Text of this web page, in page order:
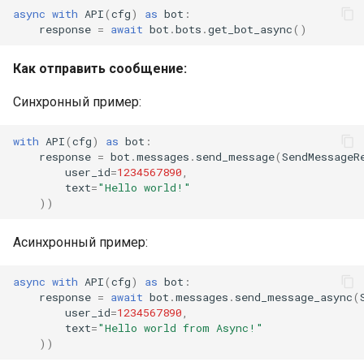
async with API(cfg) as bot :
response = await bot .bots .get_bot_async()
Как отправить сообщение:
Синхронный пример:
with API(cfg) as bot :
response = bot .messages . send_message(
user_id=1234567890
text="Hello world!"
))
Асинхронный пример:
async with API(cfg) as bot :
response = await bot .messages . send_message_async(
user_id=1234567890
text="Hello world from Async!"
))